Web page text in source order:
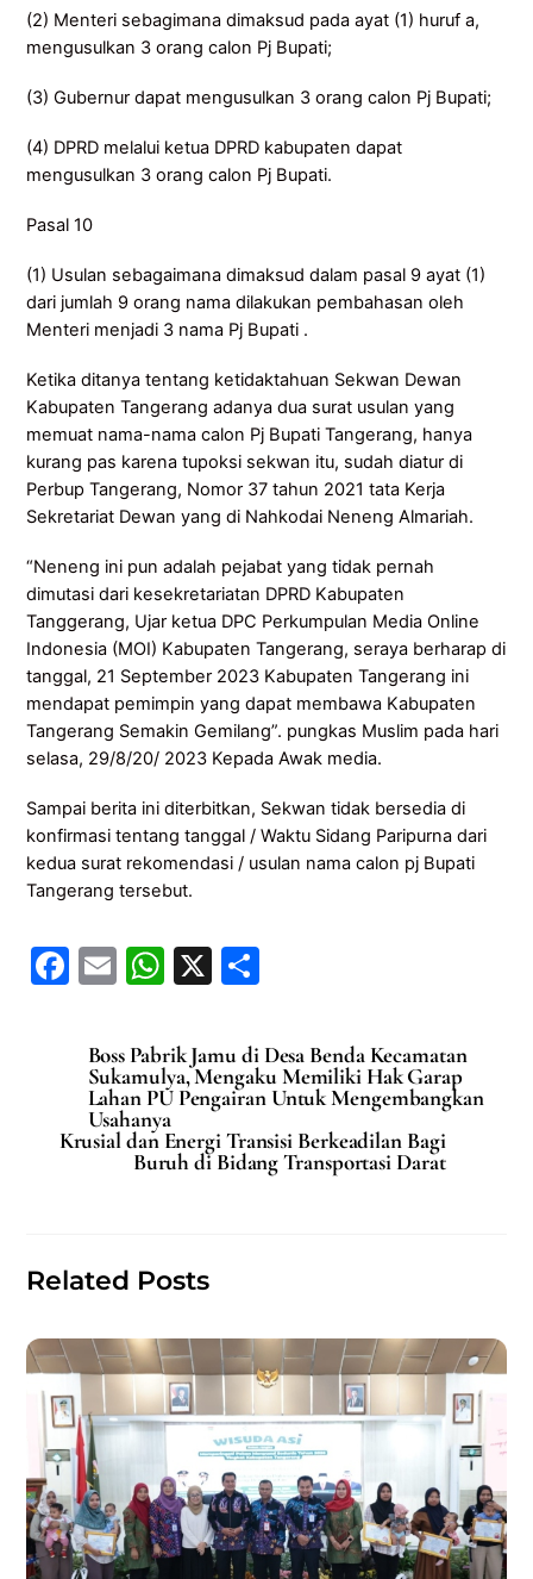
(2) Menteri sebagimana dimaksud pada ayat (1) huruf a,
mengusulkan 3 orang calon Pj Bupati;
(3) Gubernur dapat mengusulkan 3 orang calon Pj Bupati;
(4) DPRD melalui ketua DPRD kabupaten dapat
mengusulkan 3 orang calon Pj Bupati.
Pasal 10
(1) Usulan sebagaimana dimaksud dalam pasal 9 ayat (1)
dari jumlah 9 orang nama dilakukan pembahasan oleh
Menteri menjadi 3 nama Pj Bupati .
Ketika ditanya tentang ketidaktahuan Sekwan Dewan
Kabupaten Tangerang adanya dua surat usulan yang
memuat nama-nama calon Pj Bupati Tangerang, hanya
kurang pas karena tupoksi sekwan itu, sudah diatur di
Perbup Tangerang, Nomor 37 tahun 2021 tata Kerja
Sekretariat Dewan yang di Nahkodai Neneng Almariah.
“Neneng ini pun adalah pejabat yang tidak pernah
dimutasi dari kesekretariatan DPRD Kabupaten
Tanggerang, Ujar ketua DPC Perkumpulan Media Online
Indonesia (MOI) Kabupaten Tangerang, seraya berharap di
tanggal, 21 September 2023 Kabupaten Tangerang ini
mendapat pemimpin yang dapat membawa Kabupaten
Tangerang Semakin Gemilang”. pungkas Muslim pada hari
selasa, 29/8/20/ 2023 Kepada Awak media.
Sampai berita ini diterbitkan, Sekwan tidak bersedia di
konfirmasi tentang tanggal / Waktu Sidang Paripurna dari
kedua surat rekomendasi / usulan nama calon pj Bupati
Tangerang tersebut.
F
c
e
b
o
E
ai
l
W
at
s
A
p
X
ar
e
Boss Pabrik Jamu di Desa Benda Kecamatan
Sukamulya, Mengaku Memiliki Hak Garap
Lahan PU Pengairan Untuk Mengembangkan
Usahanya
Krusial dan Energi Transisi Berkeadilan Bagi
Buruh di Bidang Transportasi Darat
Related Posts